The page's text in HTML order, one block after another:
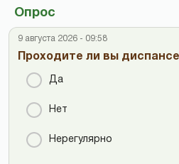
Опрос
9 августа 2026 - 09:58
Проходите ли вы
Да
Нет
Нерегулярно